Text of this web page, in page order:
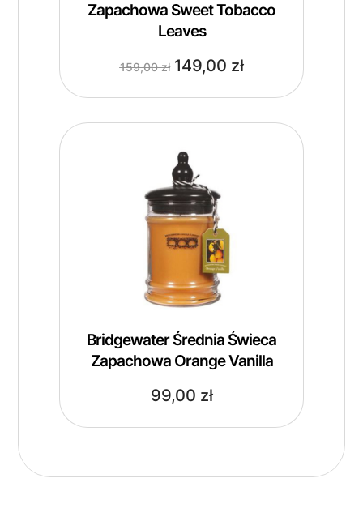
Zapachowa Sweet Tobacco
Leaves
159,00zł 149,00 zł
Bridgewater Średnia Świeca
Zapachowa Orange Vanilla
99,00 zł